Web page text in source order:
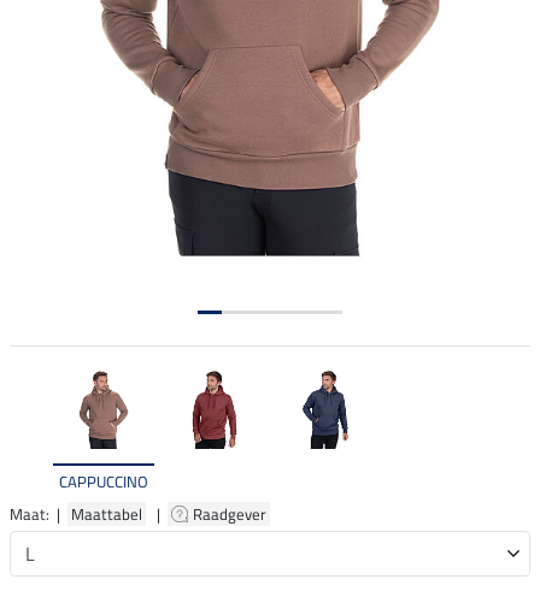
CAPPUCCINO
Maat: | Maattabel | Raadgever